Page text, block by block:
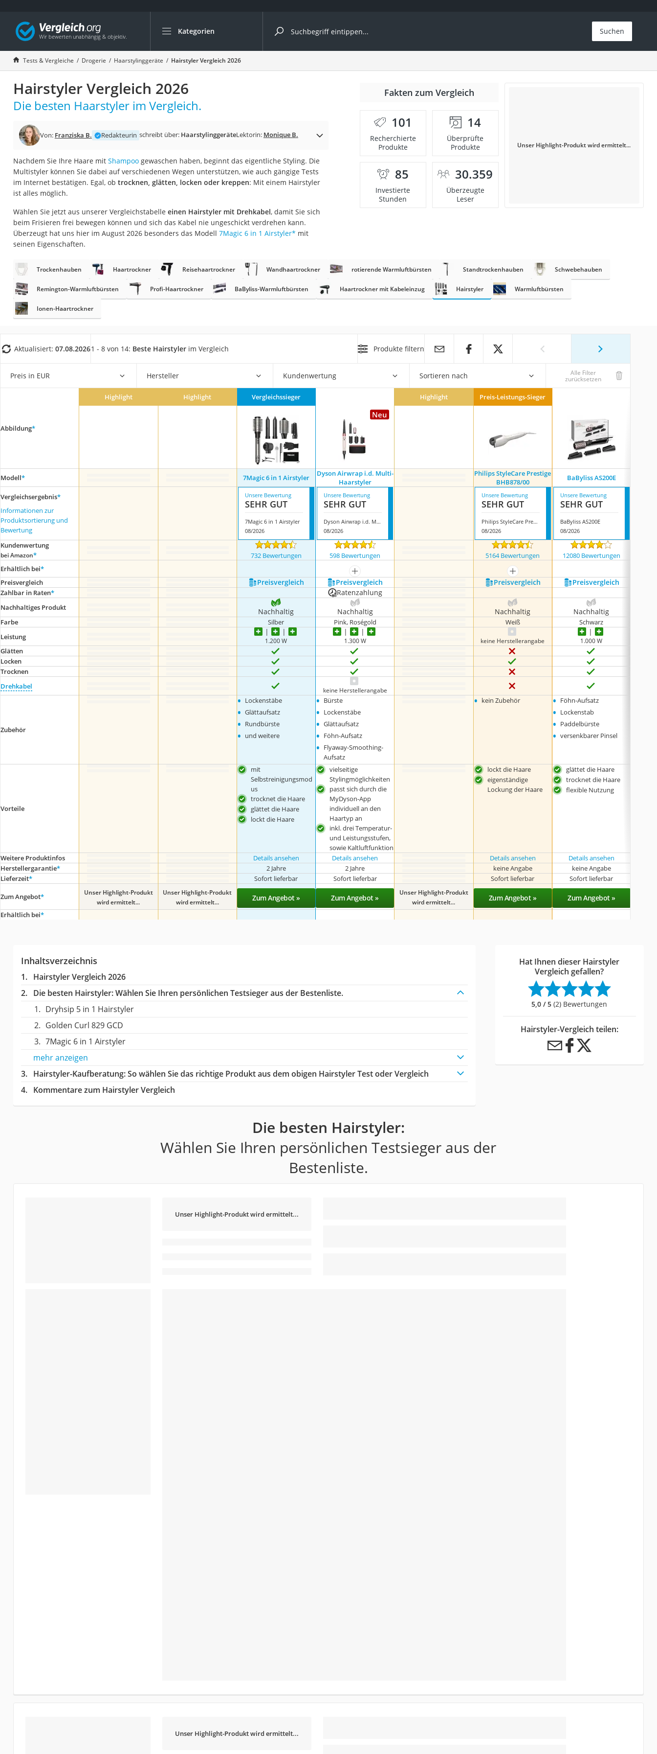
Kategorien
Die beliebtesten Vergleiche nach Kategorie
Drogerie
Inhalator
Haarschneider
Rollator
Braun Rasierer
Katzenklappe (Chip)
Masturbator
Massagepistole
Reisehaartrockner
Eiweißpulver
Nackenmassagegerät
Zeckenschutz Katze
Mineralfutter Pferd
Suchen
Tests & Vergleiche Drogerie Haarstylinggeräte Hairstyler Vergleich 2026
Hairstyler Vergleich 2026
Die besten Haarstyler im Vergleich.
Von: Franziska B. Redakteurin schreibt über: HaarstylinggeräteLektorin: Monique B.
Nachdem Sie Ihre Haare mit Shampoogewaschen haben, beginnt das eigentliche Styling. Die
Multistyler können Sie dabei auf verschiedenen Wegen unterstützen, wie auch gängige Tests
im Internet bestätigen. Egal, ob trocknen, glätten, locken oder kreppen: Mit einem Hairstyler
ist alles möglich.
Wählen Sie jetzt aus unserer Vergleichstabelle einen Hairstyler mit Drehkabel, damit Sie sich
beim Frisieren frei bewegen können und sich das Kabel nie ungeschickt verdrehen kann.
Überzeugt hat uns hier im August 2026 besonders das Modell 7Magic 6 in 1 Airstyler* mit
seinen Eigenschaften.
Fakten zum Vergleich
101
Recherchierte
Produkte
14
Überprüfte
Produkte
85
Investierte
Stunden
30.359
Überzeugte
Leser
Unser Highlight-Produkt wird ermittelt...
Trockenhauben Haartrockner Reisehaartrockner Wandhaartrockner rotierende Warmluftbürsten Standtrockenhauben Schwebehauben
Remington-Warmluftbürsten Profi-Haartrockner BaByliss-Warmluftbürsten Haartrockner mit Kabeleinzug Hairstyler Warmluftbürsten
Ionen-Haartrockner
Aktualisiert: 07.08.20261 - 8 von 14: Beste Hairstyler im Vergleich Produkte filtern
Preis in EUR Hersteller Kundenwertung Sortieren nach Alle Filter
zurücksetzen
Abbildung*
Highlight Highlight Vergleichssieger
Neu
Highlight Preis-Leistungs-Sieger
Modell* 7Magic 6 in 1 Airstyler
Dyson Airwrap i.d. Multi-
Haarstyler
Philips StyleCare Prestige
BHB878/00
BaByliss AS200E
Vergleichsergebnis*
Informationen zur
Produktsortierung und
Bewertung
Unsere Bewertung
SEHR GUT
7Magic 6 in 1 Airstyler
08/2026
Unsere Bewertung
SEHR GUT
Dyson Airwrap i.d. Multi-Haarstyler
08/2026
Unsere Bewertung
SEHR GUT
Philips StyleCare Prestige BHB878/00
08/2026
Unsere Bewertung
SEHR GUT
BaByliss AS200E
08/2026
Kundenwertung
bei Amazon* 732 Bewertungen 598 Bewertungen 5164 Bewertungen 12080 Bewertungen
Erhältlich bei*
mehr anzeigen
mehr anzeigen
Preis­vergleich
Preis­vergleich Preis­vergleich Preis­vergleich Preis­vergleich
Zahlbar in Raten* Ratenzahlung
Nachhaltiges Produkt Nachhaltig Nachhaltig Nachhaltig Nachhaltig
Farbe Silber Pink, Roségold Weiß
Schwarz
Leistung
1.200 W 1.300 W keine Herstellerangabe 1.000 W
Glätten
Locken
Trocknen
Drehkabel
keine Herstellerangabe
Zubehör
• Lockenstäbe
• Glättaufsatz
• Rundbürste
• und weitere
• Bürste
• Lockenstäbe
• Glättaufsatz
• Föhn-Aufsatz
• Flyaway-Smoothing-
Aufsatz
• kein Zubehör • Föhn-Aufsatz
• Lockenstab
• Paddelbürste
• versenkbarer Pinsel
Vorteile
mit
Selbstreinigungsmod
us
trocknet die Haare
glättet die Haare
lockt die Haare
vielseitige
Stylingmöglichkeiten
passt sich durch die
MyDyson-App
individuell an den
Haartyp an
inkl. drei Temperatur-
und Leistungsstufen,
sowie Kaltluftfunktion
lockt die Haare
eigenständige
Lockung der Haare
glättet die Haare
trocknet die Haare
flexible Nutzung
Weitere Produktinfos Details ansehen Details ansehen Details ansehen
Details ansehen
Herstellergarantie* 2 Jahre 2 Jahre keine Angabe
keine Angabe
Lieferzeit* Sofort lieferbar Sofort lieferbar Sofort lieferbar Sofort lieferbar
Zum Angebot*
Unser Highlight-Produkt
wird ermittelt...
Unser Highlight-Produkt
wird ermittelt...
Zum Angebot » Zum Angebot »
Unser Highlight-Produkt
wird ermittelt...
Zum Angebot » Zum Angebot »
Erhältlich bei*
Inhaltsverzeichnis
Hairstyler Vergleich 2026
Die besten Hairstyler:Wählen Sie Ihren persönlichen Testsieger aus der Bestenliste.
Dryhsip 5 in 1 Hairstyler
Golden Curl 829 GCD
7Magic 6 in 1 Airstyler
mehr anzeigen
Hairstyler-Kaufberatung: So wählen Sie das richtige Produkt aus dem obigen Hairstyler Test oder Vergleich
Kommentare zum Hairstyler Vergleich
Hat Ihnen dieser Hairstyler
Vergleich gefallen?
5,0 / 5 (2) Bewertungen
Hairstyler-Vergleich teilen:
Die besten Hairstyler:
Wählen Sie Ihren persönlichen Testsieger aus der
Bestenliste.
Unser Highlight-Produkt wird ermittelt...
Unser Highlight-Produkt wird ermittelt...